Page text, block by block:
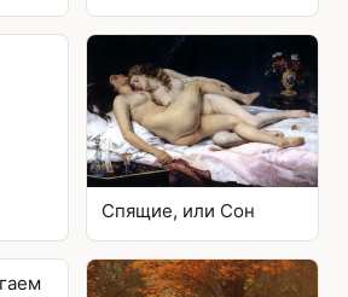
Спящие, или Сон